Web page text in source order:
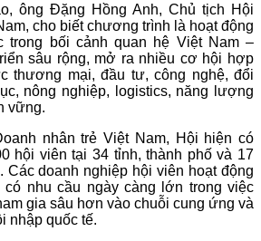
ông Đặng Hồng Anh, Chủ tịch Hội
cho biết chương trình là hoạt động
trong bối cảnh quan hệ Việt Nam –
sâu rộng, mở ra nhiều cơ hội hợp
thương mại, đầu tư, công nghệ, đổi
nông nghiệp, logistics, năng lượng
vững.
nhân trẻ Việt Nam, Hội hiện có
hội viên tại 34 tỉnh, thành phố và 17
Các doanh nghiệp hội viên hoạt động
nhu cầu ngày càng lớn trong việc
gia sâu hơn vào chuỗi cung ứng và
nhập quốc tế.